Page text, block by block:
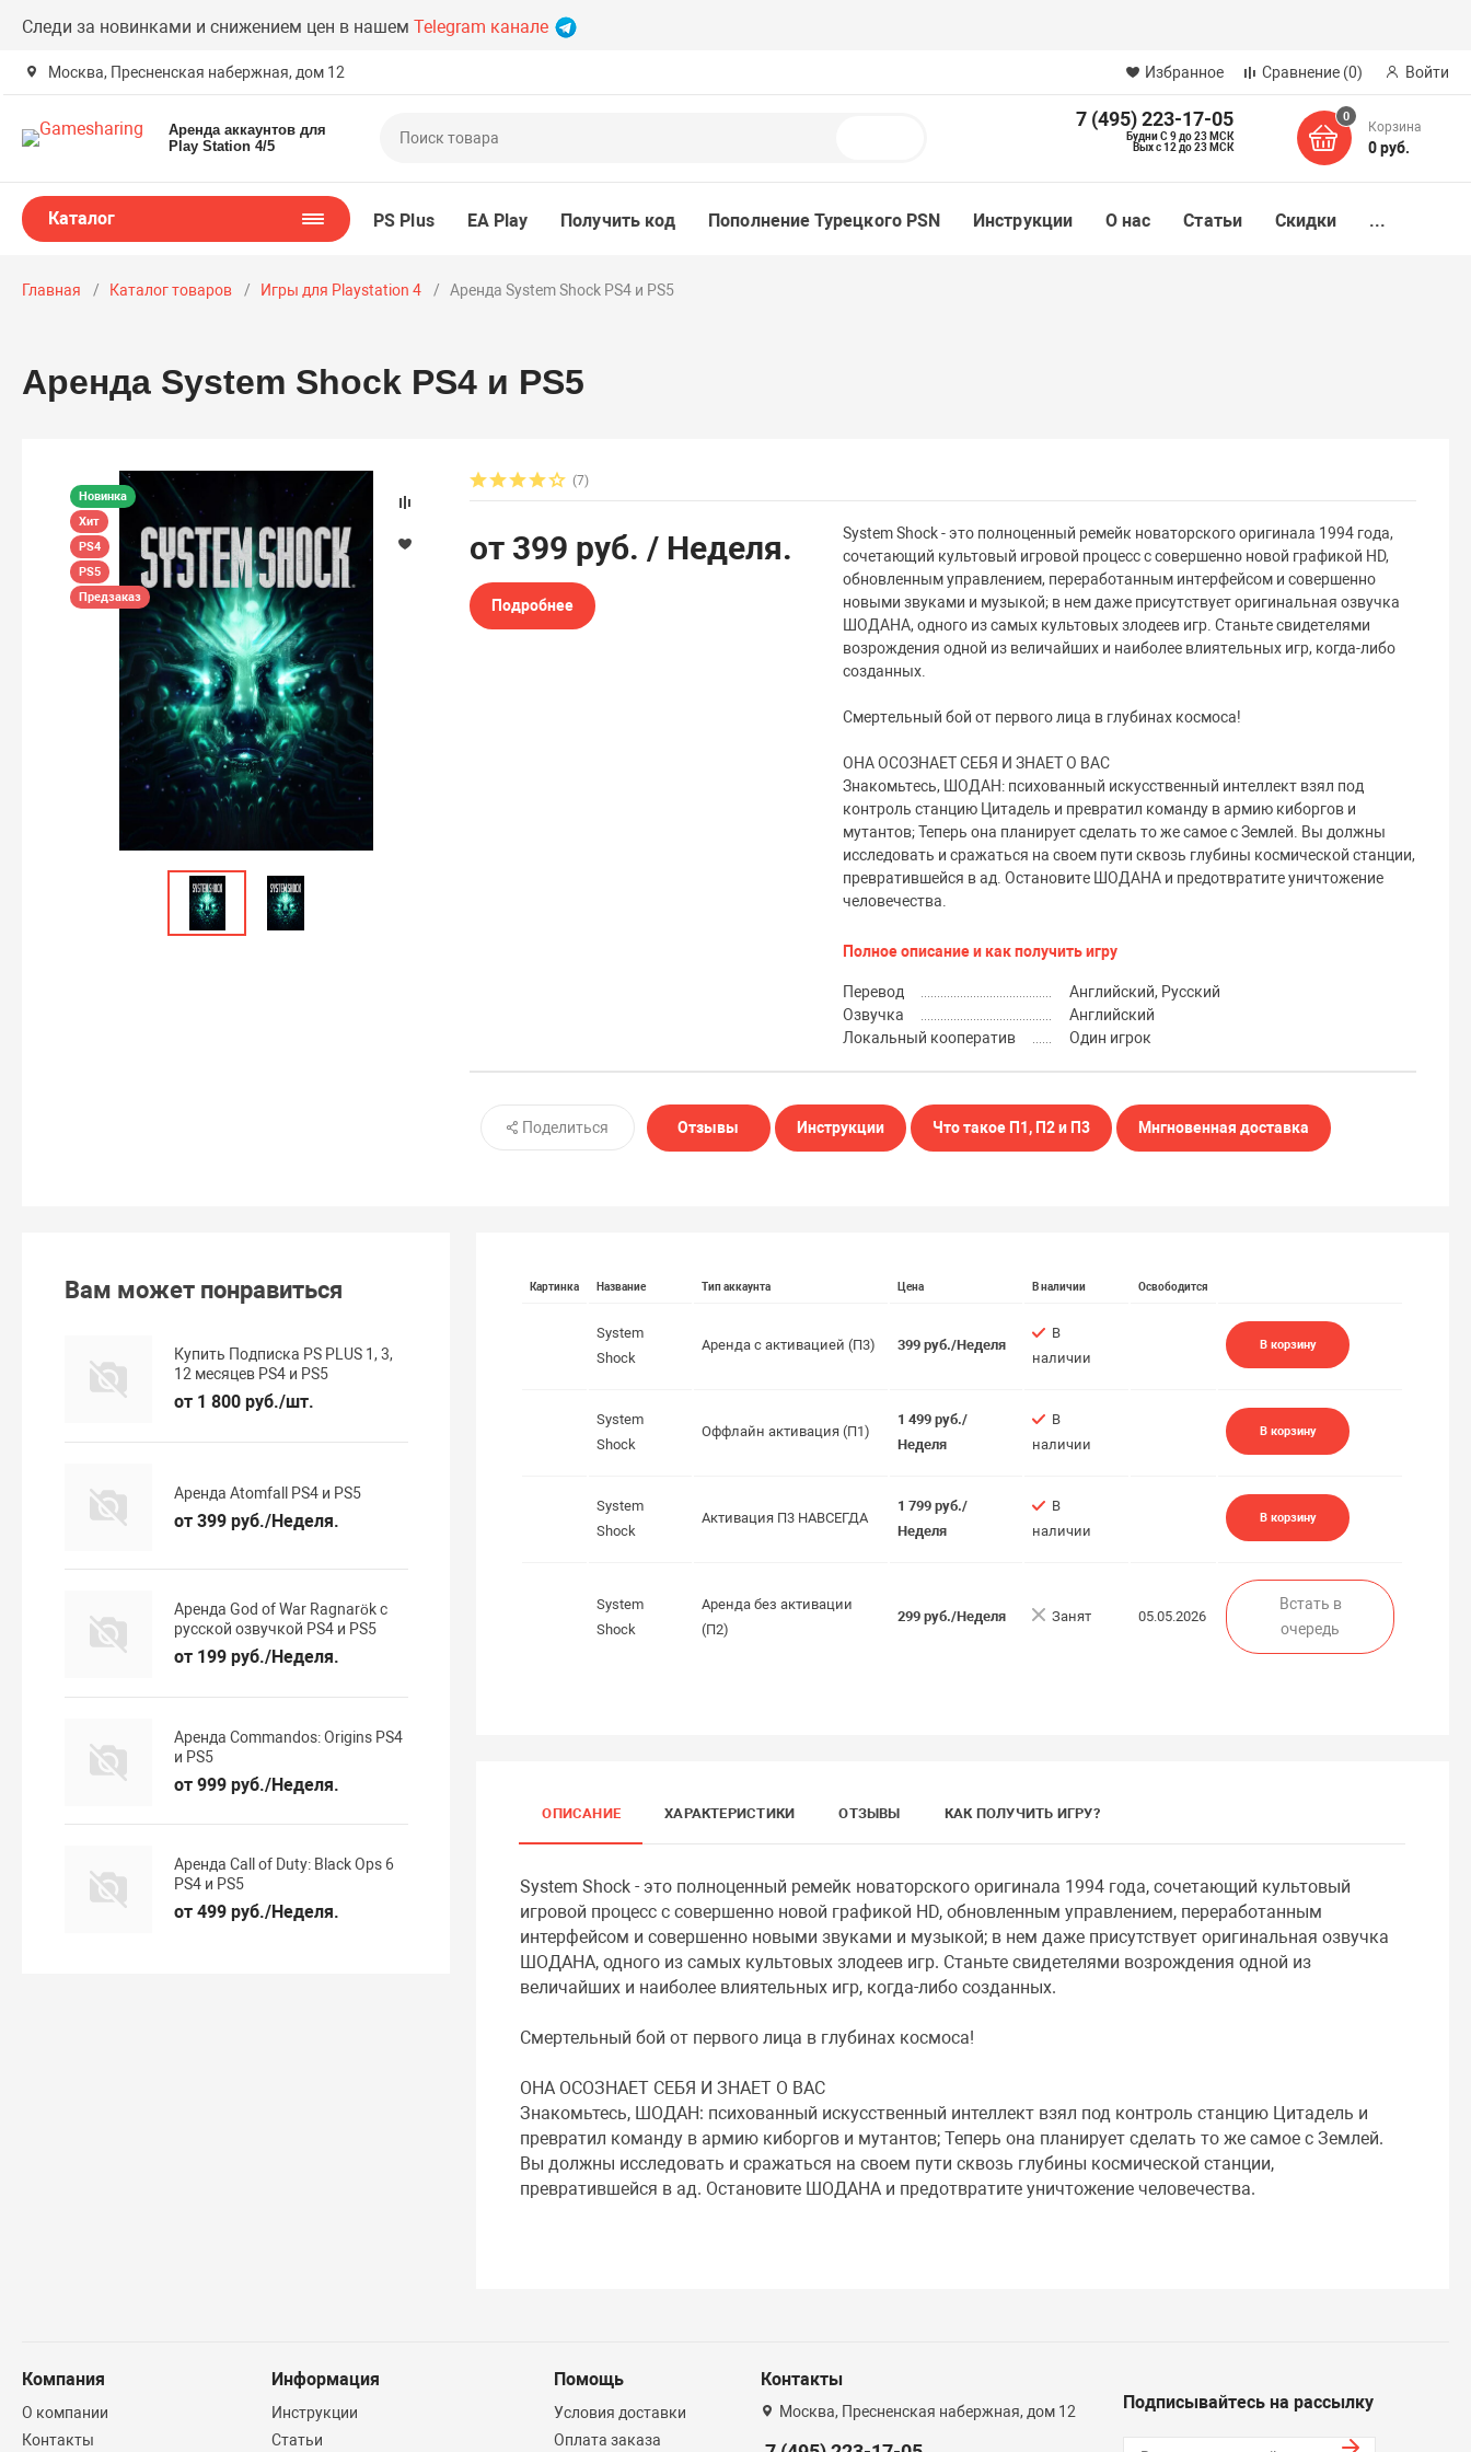
Следи за новинками и снижением цен в нашемTelegram канале
Москва, Пресненская набержная, дом 12 Избранное Сравнение (0) Войти
Аренда аккаунтов для
Play Station 4/5
7 (495) 223-17-05
Будни С 9 до 23 МСК
Вых с 12 до 23 МСК
0
Корзина
0 руб.
Каталог PS Plus EA Play Получить код Пополнение Турецкого PSN Инструкции О нас Статьи Скидки ...
Главная Каталог товаров Игры для Playstation 4 Аренда System Shock PS4 и PS5
Аренда System Shock PS4 и PS5
Новинка
Хит
PS4
PS5
Предзаказ
(7)
от 399 руб. / Неделя.
Подробнее
System Shock - это полноценный ремейк новаторского оригинала 1994 года,
сочетающий культовый игровой процесс с совершенно новой графикой HD,
обновленным управлением, переработанным интерфейсом и совершенно
новыми звуками и музыкой; в нем даже присутствует оригинальная озвучка
ШОДАНА, одного из самых культовых злодеев игр. Станьте свидетелями
возрождения одной из величайших и наиболее влиятельных игр, когда-либо
созданных.
Смертельный бой от первого лица в глубинах космоса!
ОНА ОСОЗНАЕТ СЕБЯ И ЗНАЕТ О ВАС
Знакомьтесь, ШОДАН: психованный искусственный интеллект взял под
контроль станцию Цитадель и превратил команду в армию киборгов и
мутантов; Теперь она планирует сделать то же самое с Землей. Вы должны
исследовать и сражаться на своем пути сквозь глубины космической станции,
превратившейся в ад. Остановите ШОДАНА и предотвратите уничтожение
человечества.
Полное описание и как получить игру
Перевод
Английский, Русский
Озвучка
Английский
Локальный кооператив
Один игрок
Отзывы Инструкции Что такое П1, П2 и П3 Мнгновенная доставка
Поделиться
Картинка Название Тип аккаунта Цена В наличии Освободится
System
Shock
Аренда с активацией (П3) 399 руб./Неделя
В
наличии
В корзину
System
Shock
Оффлайн активация (П1)
1 499 руб./
Неделя
В
наличии
В корзину
System
Shock
Активация П3 НАВСЕГДА
1 799 руб./
Неделя
В
наличии
В корзину
System
Shock
Аренда без активации
(П2)
299 руб./Неделя Занят 05.05.2026
Встать в
очередь
ОПИСАНИЕ ХАРАКТЕРИСТИКИ ОТЗЫВЫ КАК ПОЛУЧИТЬ ИГРУ?
System Shock - это полноценный ремейк новаторского оригинала 1994 года, сочетающий культовый
игровой процесс с совершенно новой графикой HD, обновленным управлением, переработанным
интерфейсом и совершенно новыми звуками и музыкой; в нем даже присутствует оригинальная озвучка
ШОДАНА, одного из самых культовых злодеев игр. Станьте свидетелями возрождения одной из
величайших и наиболее влиятельных игр, когда-либо созданных.
Смертельный бой от первого лица в глубинах космоса!
ОНА ОСОЗНАЕТ СЕБЯ И ЗНАЕТ О ВАС
Знакомьтесь, ШОДАН: психованный искусственный интеллект взял под контроль станцию Цитадель и
превратил команду в армию киборгов и мутантов; Теперь она планирует сделать то же самое с Землей.
Вы должны исследовать и сражаться на своем пути сквозь глубины космической станции,
превратившейся в ад. Остановите ШОДАНА и предотвратите уничтожение человечества.
Вам может понравиться
Купить Подписка PS PLUS 1, 3,
12 месяцев PS4 и PS5
от 1 800 руб./шт.
Аренда Atomfall PS4 и PS5
от 399 руб./Неделя.
Аренда God of War Ragnarök с
русской озвучкой PS4 и PS5
от 199 руб./Неделя.
Аренда Commandos: Origins PS4
и PS5
от 999 руб./Неделя.
Аренда Call of Duty: Black Ops 6
PS4 и PS5
от 499 руб./Неделя.
Компания
О компании
Контакты
Информация
Инструкции
Статьи
Помощь
Условия доставки
Оплата заказа
Контакты
Москва, Пресненская набержная, дом 12 Подписывайтесь на рассылку